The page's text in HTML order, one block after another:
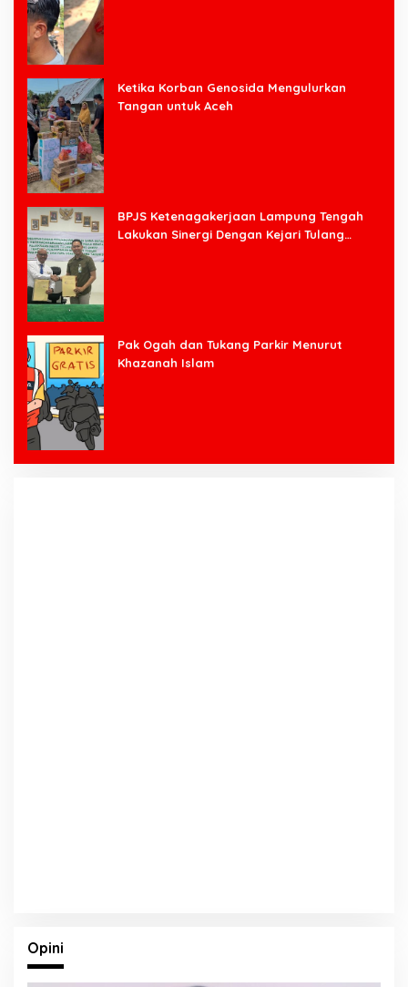
Ketika Korban Genosida Mengulurkan
Tangan untuk Aceh
BPJS Ketenagakerjaan Lampung Tengah
Lakukan Sinergi Dengan Kejari Tulang
Pak Ogah dan Tukang Parkir Menurut
Khazanah Islam
Opini